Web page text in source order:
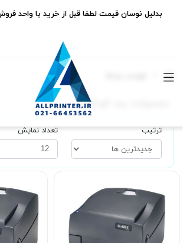
محصولات برند گودکس
ترتیب تعداد نمایش
بدلیل نوسان قیمت لطفا قبل از خرید با واحد